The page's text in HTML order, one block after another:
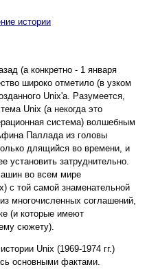
истории
(а конкретно - 1 января
широко отметило (в узком
Unix'а. Разумеется,
Unix (а некогда это
система) волшебным
Паллада из головы
длящийся во времени, и
установить затруднительно.
во всем мире
с той самой знаменательной
многочисленных соглашений,
(и которые имеют
сюжету).
Unix (1969-1974 гг.)
основными фактами.